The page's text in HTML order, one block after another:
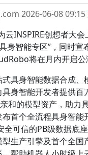
2026-06-08 09:15
云INSPIRE创想者大
身智能专区”，同时宣
将在月内开启公
具身智能数据合成、
身智能开发者提供百
和的模型资产，助力
首个全流程具身智能
可信的PB级数据底
生产引擎及首个全国